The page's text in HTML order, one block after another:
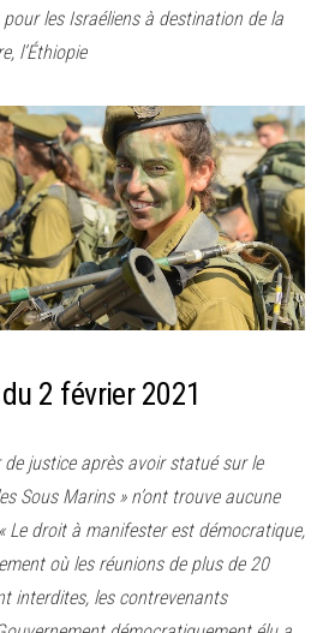
pour les Israéliens à destination de la
l’Éthiopie
2 février 2021
justice après avoir statué sur le
Sous Marins » n’ont trouve aucune
Le droit à manifester est démocratique,
où les réunions de plus de 20
interdites, les contrevenants